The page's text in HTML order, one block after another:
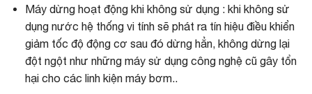
Máy dừng hoạt động khi không sử dụng : khi không sử
dụng nước hệ thống vi tính sẽ phát ra tín hiệu điều khiển
giảm tốc độ động cơ sau đó dừng hẳn, không dừng lại
đột ngột như những máy sử dụng công nghệ cũ gây tổn
hại cho các linh kiện máy bơm..